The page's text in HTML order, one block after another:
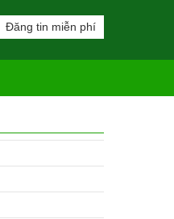
Đăng tin miễn phí